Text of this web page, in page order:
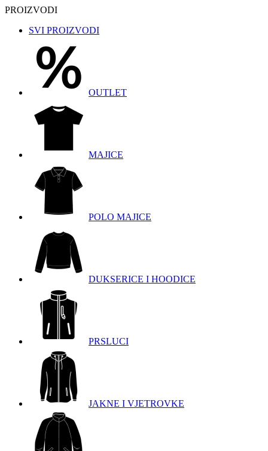
PROIZVODI
SVI PROIZVODI
OUTLET
MAJICE
POLO MAJICE
DUKSERICE I HOODICE
PRSLUCI
JAKNE I VJETROVKE